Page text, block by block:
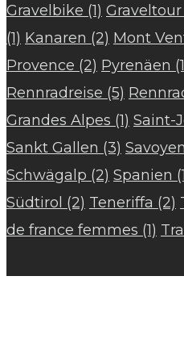
Gravelbike (1) Graveltour
(1) Kanaren (2) Mont
Provence (2) Pyrenäen
Rennradreise (5)
Grandes Alpes (1) Saint-
Sankt Gallen (3) Savoyen
Schwägalp (2) Spanien
Südtirol (2) Teneriffa (2)
de france femmes (1)